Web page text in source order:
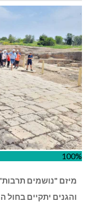
100%
מיזם "נושמים
והגנים יתקיים בחול המועד פסח, 14